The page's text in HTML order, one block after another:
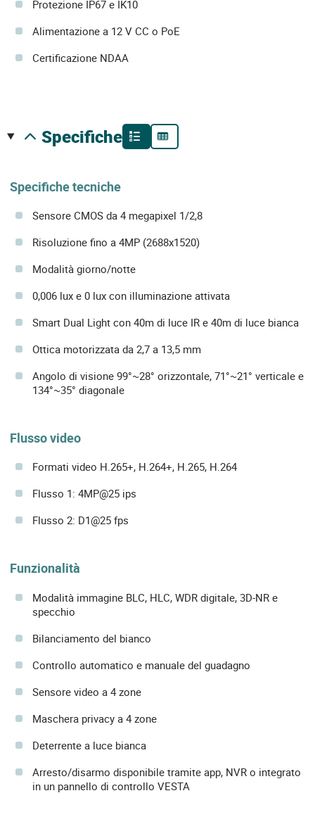
Protezione IP67 e IK10
Alimentazione a 12 V CC o PoE
Certificazione NDAA
specifiche
Specifiche tecniche
Sensore CMOS da 4 megapixel 1/2,8
Risoluzione fino a 4MP (2688x1520)
Modalità giorno/notte
0,006 lux e 0 lux con illuminazione attivata
Smart Dual Light con 40m di luce IR e 40m di luce bianca
Ottica motorizzata da 2,7 a 13,5 mm
Angolo di visione 99°~28° orizzontale, 71°~21° verticale e
134°~35° diagonale
Flusso video
Formati video H.265+, H.264+, H.265, H.264
Flusso 1: 4MP@25 ips
Flusso 2: D1@25 fps
Funzionalità
Modalità immagine BLC, HLC, WDR digitale, 3D-NR e
specchio
Bilanciamento del bianco
Controllo automatico e manuale del guadagno
Sensore video a 4 zone
Maschera privacy a 4 zone
Deterrente a luce bianca
Arresto/disarmo disponibile tramite app, NVR o integrato
in un pannello di controllo VESTA